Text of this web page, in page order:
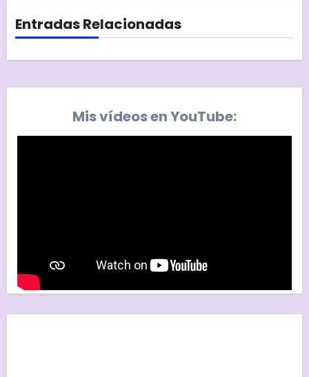
Entradas Relacionadas
Mis vídeos en YouTube: